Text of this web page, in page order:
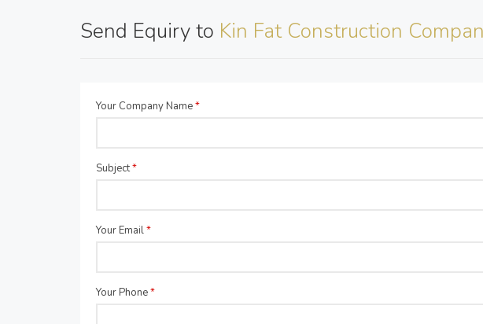
Send Equiry to Kin Fat Construction
Your Company Name*
Subject*
Your Email*
Your Phone*